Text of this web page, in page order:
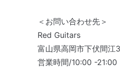
＜お問い合わせ先＞
Red Guitars
富山県高岡市下伏間江
営業時間/10:00 -21:00